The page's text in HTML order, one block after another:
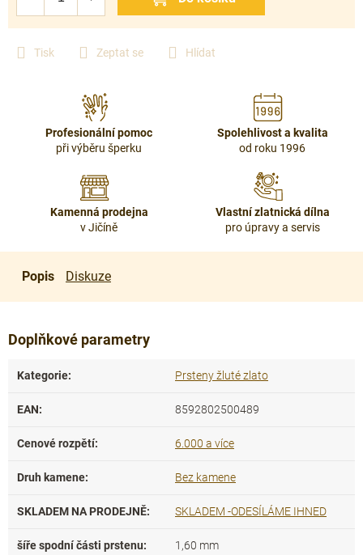
Tisk Zeptat se Hlídat
Profesionální pomoc
při výběru šperku
Spolehlivost a kvalita
od roku 1996
Kamenná prodejna
v Jičíně
Vlastní zlatnická dílna
pro úpravy a servis
Popis Diskuze
Doplňkové parametry
Kategorie: Prsteny žluté zlato
EAN: 8592802500489
Cenové rozpětí: 6.000 a více
Druh kamene: Bez kamene
SKLADEM NA PRODEJNĚ: SKLADEM -ODESÍLÁME IHNED
šíře spodní části prstenu: 1,60 mm